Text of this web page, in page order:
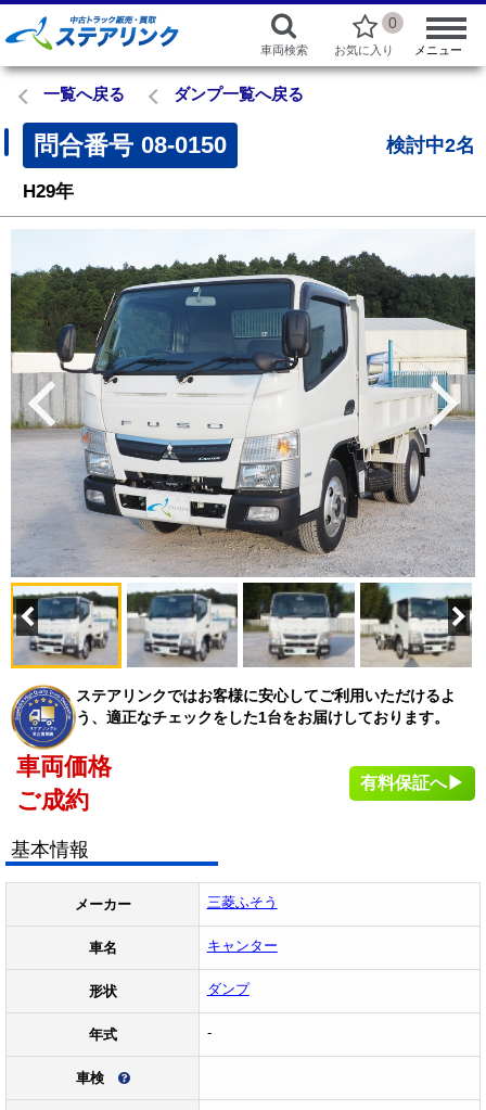
車両検索
0
お気に入り メニュー
一覧へ戻る ダンプ一覧へ戻る
問合番号 08-0150 検討中2名
H29年
ステアリンクではお客様に安心してご利用いただけるよ
う、適正なチェックをした1台をお届けしております。
車両価格
ご成約
有料保証へ▶
基本情報
メーカー 三菱ふそう
車名 キャンター
形状 ダンプ
年式 -
車検